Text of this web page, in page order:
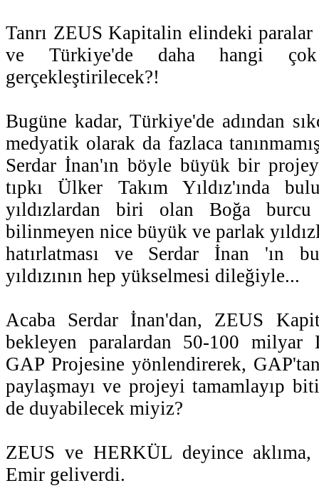
Tanrı ZEUS Kapitalin elindeki
ve Türkiye'de daha hangi
gerçekleştirilecek?!
Bugüne kadar, Türkiye'de adından
medyatik olarak da fazlaca
Serdar İnan'ın böyle büyük bir
tıpkı Ülker Takım Yıldız'ında
yıldızlardan biri olan Boğa
bilinmeyen nice büyük ve parlak
hatırlatması ve Serdar İnan 'ın
yıldızının hep yükselmesi dileğiyle...
Acaba Serdar İnan'dan, ZEUS
bekleyen paralardan 50-100 milyar
GAP Projesine yönlendirerek,
paylaşmayı ve projeyi tamamlayıp
de duyabilecek miyiz?
ZEUS ve HERKÜL deyince
Emir geliverdi.